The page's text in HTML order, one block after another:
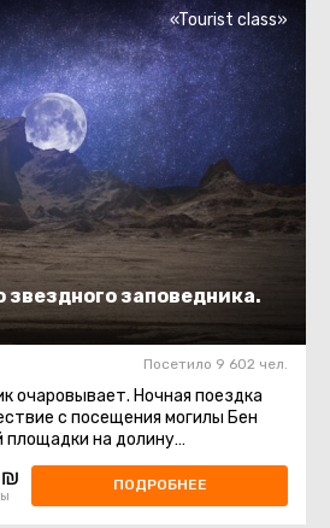
заповедника.
«Tourist class»
Посетило 9 602 чел.
очаровывает. Ночная поездка
с посещения могилы Бен
площадки на долину
тайну ...
ПОДРОБНЕЕ